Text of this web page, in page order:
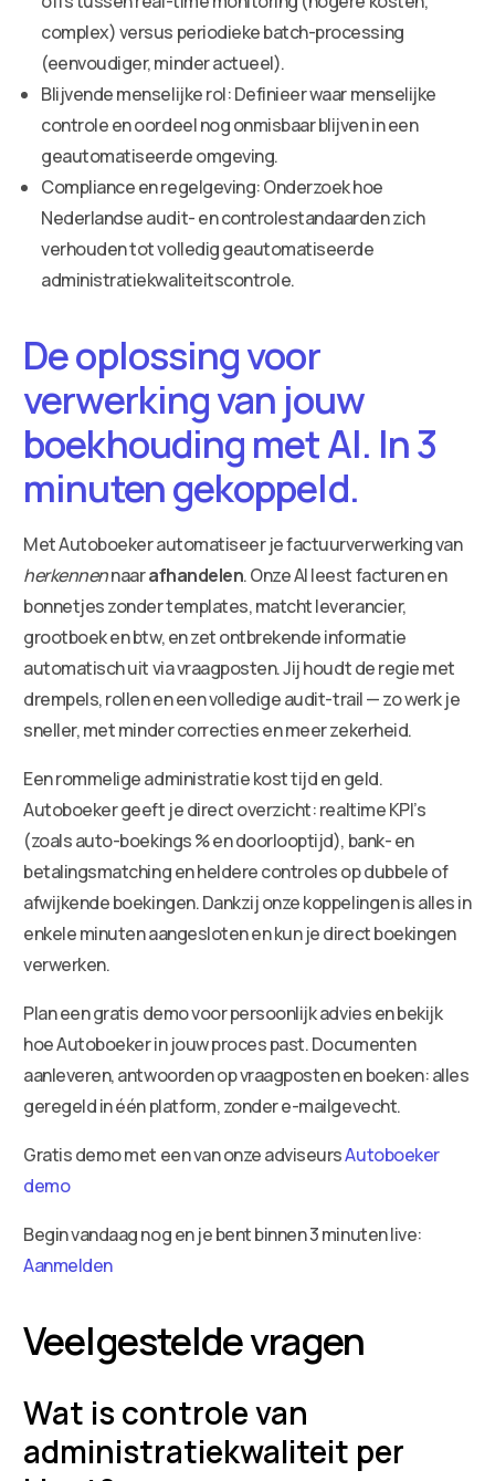
complex) versus periodieke batch-processing
(eenvoudiger, minder actueel).
Blijvende menselijke rol: Definieer waar menselijke
controle en oordeel nog onmisbaar blijven in een
geautomatiseerde omgeving.
Compliance en regelgeving: Onderzoek hoe
Nederlandse audit- en controlestandaarden zich
verhouden tot volledig geautomatiseerde
administratiekwaliteitscontrole.
De oplossing voor
verwerking van jouw
boekhouding met AI. In 3
minuten gekoppeld.
Met Autoboeker automatiseer je factuurverwerking van
herkennennaarafhandelen. Onze AI leest facturen en
bonnetjes zonder templates, matcht leverancier,
grootboek en btw, en zet ontbrekende informatie
automatisch uit via vraagposten. Jij houdt de regie met
drempels, rollen en een volledige audit-trail — zo werk je
sneller, met minder correcties en meer zekerheid.
Een rommelige administratie kost tijd en geld.
Autoboeker geeft je direct overzicht: realtime KPI’s
(zoals auto-boekings % en doorlooptijd), bank- en
betalingsmatching en heldere controles op dubbele of
afwijkende boekingen. Dankzij onze koppelingen is alles in
enkele minuten aangesloten en kun je direct boekingen
verwerken.
Plan een gratis demo voor persoonlijk advies en bekijk
hoe Autoboeker in jouw proces past. Documenten
aanleveren, antwoorden op vraagposten en boeken: alles
geregeld in één platform, zonder e-mailgevecht.
Gratis demo met een van onze adviseursAutoboeker
demo
Begin vandaag nog en je bent binnen 3 minuten live:
Aanmelden
Veelgestelde vragen
Wat is controle van
administratiekwaliteit per